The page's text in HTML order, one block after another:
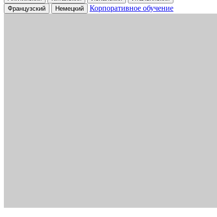
Французский
Немецкий Корпоративное обучение